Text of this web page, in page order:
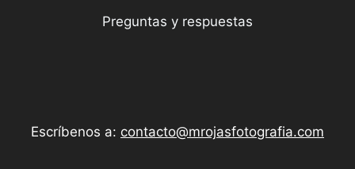
Preguntas y respuestas
Escríbenos a: contacto@mrojasfotografia.com